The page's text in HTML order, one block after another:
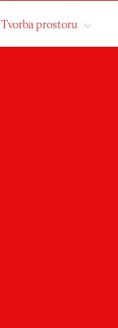
Tvorba prostoru